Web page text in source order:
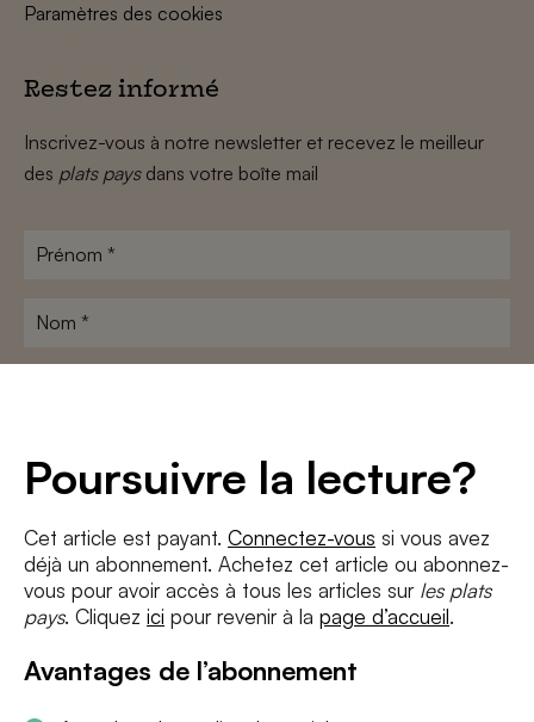
Poursuivre la lecture?
Cet article est payant. Connectez-vous si vous avez
déjà un abonnement. Achetez cet article ou abonnez-
vous pour avoir accès à tous les articles sur les plats
pays. Cliquez ici pour revenir à la page d’accueil.
Avantages de l’abonnement
Paramètres des cookies
Restez informé
Inscrivez-vous à notre newsletter et recevez le meilleur
des plats paysdans votre boîte mail
Prénom
Nom
J'accepte les termes et conditions etla politique de confidentialité
S'INSCRIRE